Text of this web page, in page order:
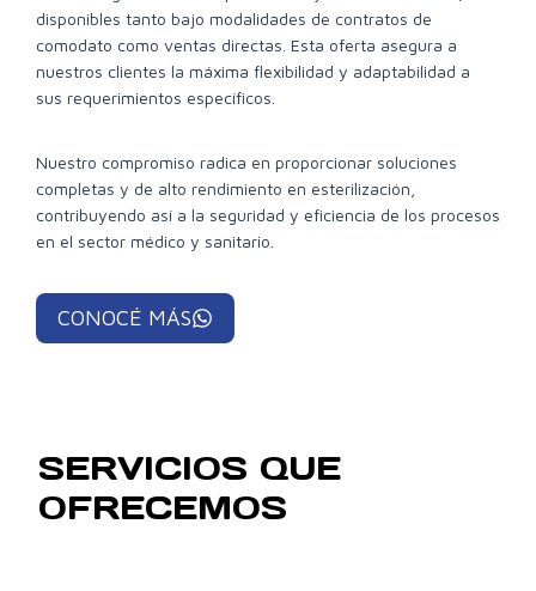
disponibles tanto bajo modalidades de contratos de
comodato como ventas directas. Esta oferta asegura a
nuestros clientes la máxima flexibilidad y adaptabilidad a
sus requerimientos específicos.
Nuestro compromiso radica en proporcionar soluciones
completas y de alto rendimiento en esterilización,
contribuyendo así a la seguridad y eficiencia de los procesos
en el sector médico y sanitario.
CONOCÉ MÁS
SERVICIOS QUE
OFRECEMOS